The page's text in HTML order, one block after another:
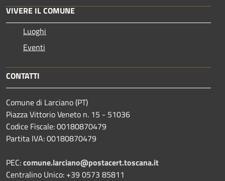
VIVERE IL COMUNE
Luoghi
Eventi
CONTATTI
Comune di Larciano (PT)
Piazza Vittorio Veneto n. 15 - 51036
Codice Fiscale: 00180870479
Partita IVA: 00180870479
PEC:comune.larciano@postacert.toscana.it
Centralino Unico: +39 0573 85811